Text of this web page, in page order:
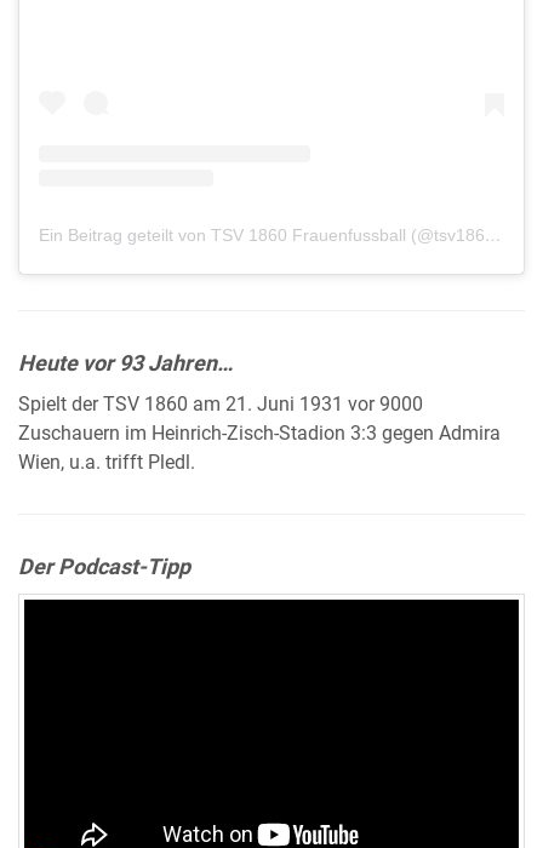
Ein Beitrag geteilt von TSV 1860 Frauenfussball (@tsv1860frauenfussball)
Heute vor 93 Jahren…
Spielt der TSV 1860 am 21. Juni 1931 vor 9000
Zuschauern im Heinrich-Zisch-Stadion 3:3 gegen Admira
Wien, u.a. trifft Pledl.
Der Podcast-Tipp